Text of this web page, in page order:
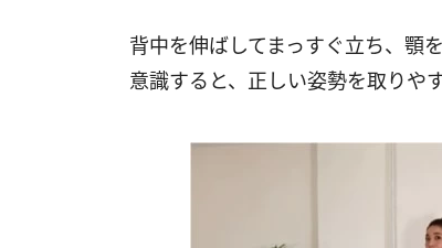
背中を伸ばしてまっすぐ立ち、顎
意識すると、正しい姿勢を取りや